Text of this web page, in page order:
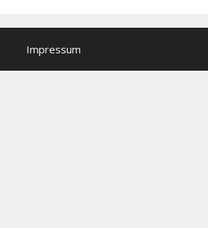
Impressum